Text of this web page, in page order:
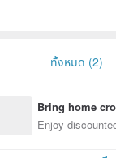
ทั้งหมด (2)
Bring home
n with ease
Enjoy